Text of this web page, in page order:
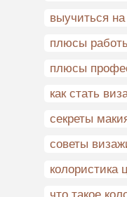
выучиться
плюсы
плюсы
как стать
секреты
советы
колористика